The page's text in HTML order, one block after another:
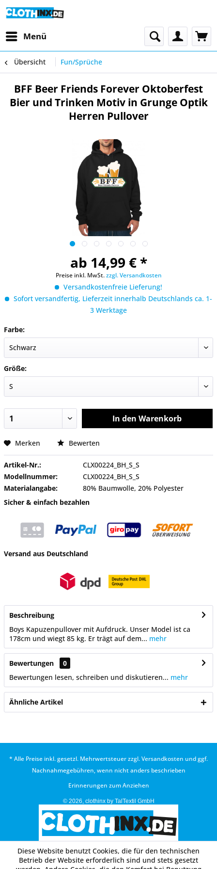
Menü
Übersicht Fun/Sprüche
BFF Beer Friends Forever Oktoberfest
Bier und Trinken Motiv in Grunge Optik
Herren Pullover
ab 14,99 € *
Preise inkl. MwSt.zzgl. Versandkosten
Versandkostenfreie Lieferung!
Sofort versandfertig, Lieferzeit innerhalb Deutschlands ca. 1-
3 Werktage
Farbe:
Größe:
In den Warenkorb
Merken Bewerten
Artikel-Nr.:
CLX00224_BH_S_S
Modellnummer:
CLX00224_BH_S_S
Materialangabe:
80% Baumwolle, 20% Polyester
Sicher & einfach bezahlen
Versand aus Deutschland
Beschreibung
Boys Kapuzenpullover mit Aufdruck. Unser Model ist ca
178cm und wiegt 85 kg. Er trägt auf dem... mehr
Bewertungen
0
Bewertungen lesen, schreiben und diskutieren... mehr
Ähnliche Artikel
* Alle Preise inkl. gesetzl. Mehrwertsteuer zzgl.Versandkosten und ggf.
Nachnahmegebühren, wenn nicht anders beschrieben
Erinnerungen zum Anziehen
© 2026, clothinx by TalTextil GmbH
Diese Website benutzt Cookies, die für den technischen
Betrieb der Website erforderlich sind und stets gesetzt